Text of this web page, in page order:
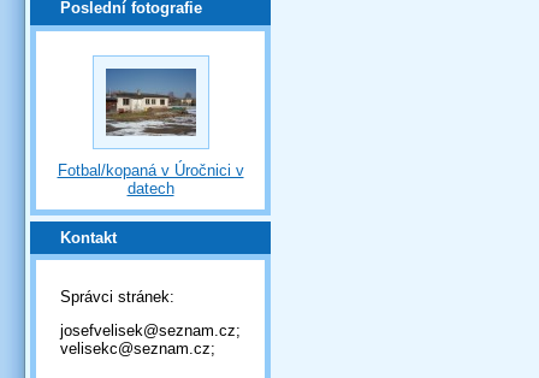
Poslední fotografie
Fotbal/kopaná v Úročnici v
datech
Kontakt
Správci stránek:
josefvelisek@seznam.cz;
velisekc@seznam.cz;